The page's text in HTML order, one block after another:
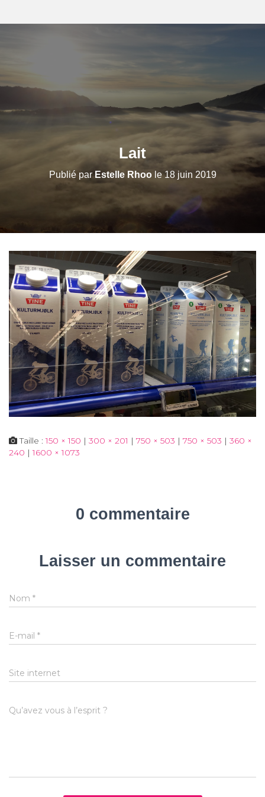
Lait
Publié parEstelle Rhoole18 juin 2019
Taille :150 × 150 | 300 × 201 | 750 × 503 | 750 × 503 | 360 ×
240 | 1600 × 1073
0 commentaire
Laisser un commentaire
Nom *
E-mail *
Site internet
Qu’avez vous à l’esprit ?